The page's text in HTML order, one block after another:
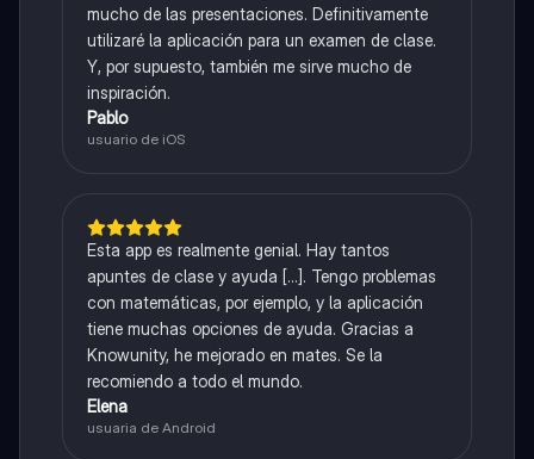
mucho de las presentaciones. Definitivamente
utilizaré la aplicación para un examen de clase.
Y, por supuesto, también me sirve mucho de
inspiración.
Pablo
usuario de iOS
Esta app es realmente genial. Hay tantos
apuntes de clase y ayuda [...]. Tengo problemas
con matemáticas, por ejemplo, y la aplicación
tiene muchas opciones de ayuda. Gracias a
Knowunity, he mejorado en mates. Se la
recomiendo a todo el mundo.
Elena
usuaria de Android